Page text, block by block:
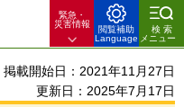
緊急・
災害情報
閲覧補助
Language
検索
メニュー
掲載開始日：2021年11月27日
更新日：2025年7月17日